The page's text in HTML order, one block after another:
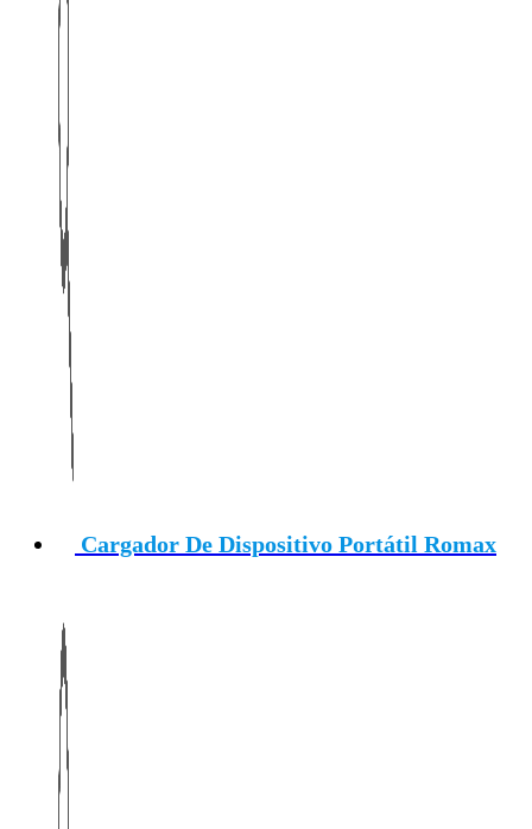
Cargador De Dispositivo Portátil Romax